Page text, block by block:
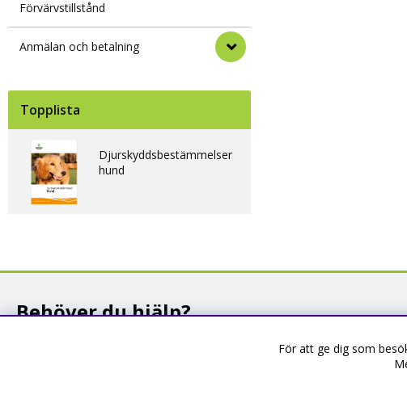
Förvärvstillstånd
Anmälan och betalning
Topplista
Djurskyddsbestämmelser
hund
Behöver du hjälp?
Du är välkommen att kontakta oss om du har frågor!För att ge dig som